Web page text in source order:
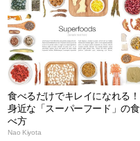
食べるだけでキレイになれる！
身近な「スーパーフード」の食
べ方
Nao Kiyota